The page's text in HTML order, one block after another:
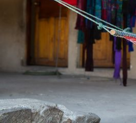
côtés des plantations de maïs, les
étales de marchés, des habits,
surprendront et vous
l’Amérique latine authentique et
Nosvoyages découverte au
l’âme maya, pourront
excursions vers d’autres pays
Mexique, qui conservent eux aussi
Âge des enfants
Les 14/16 ans
Environnement
Forêts, collines, rivières et lacs
Patrimoine et